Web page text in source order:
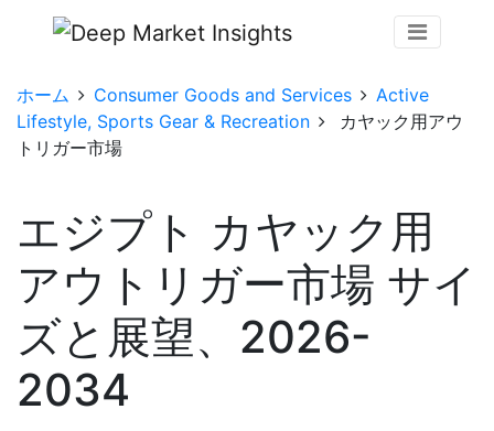
ホーム Consumer Goods and Services
Active
Lifestyle, Sports Gear & Recreation
カヤック用アウ
トリガー市場
エジプト カヤック用
アウトリガー市場 サイ
ズと展望、2026-
2034